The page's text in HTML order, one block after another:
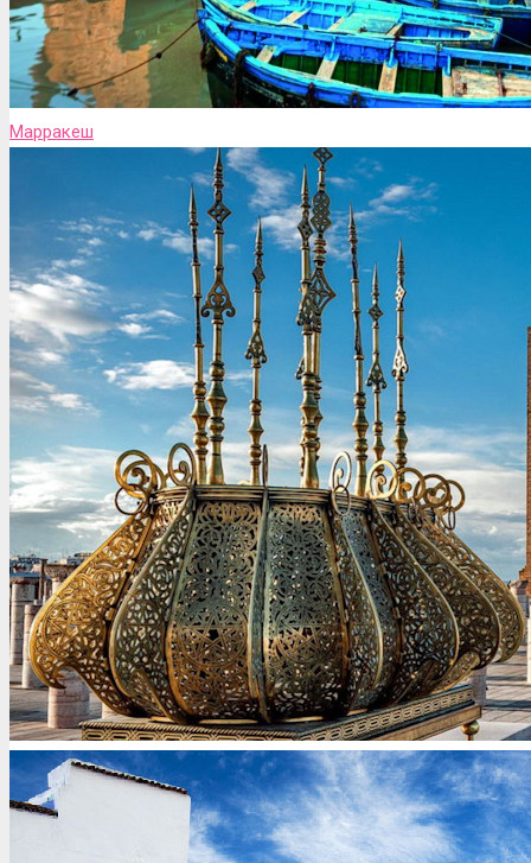
Марракеш